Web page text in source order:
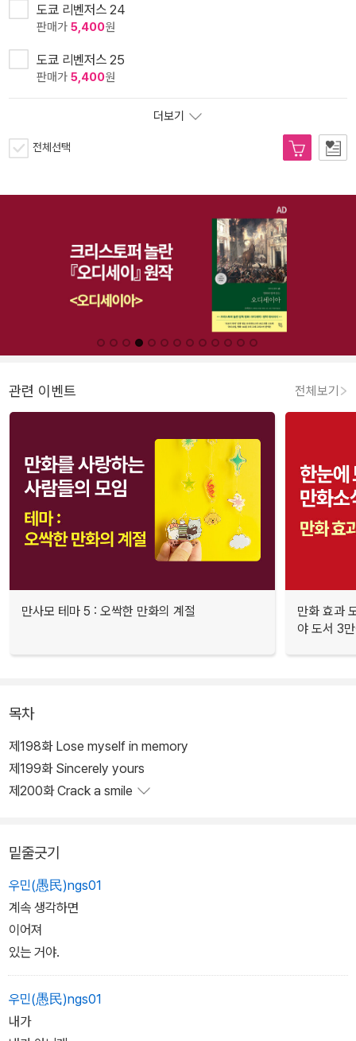
도쿄 리벤저스 24
판매가 5,400원
도쿄 리벤저스 25
판매가 5,400원
더보기
전체선택
관련 이벤트 전체보기
만사모 테마 5 : 오싹한 만화의 계절
만화 효과
야 도서 3
목차
제198화 Lose myself in memory
제199화 Sincerely yours
제200화 Crack a smile
밑줄긋기
우민(愚民)ngs01
계속 생각하면
이어져
있는 거야.
우민(愚民)ngs01
내가